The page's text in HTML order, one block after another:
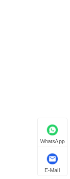
WhatsApp
E-Mail